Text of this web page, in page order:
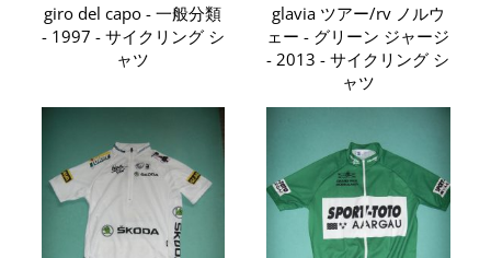
giro del capo - 一般分類
- 1997 - サイクリング シ
ャツ
glavia ツアー/rv ノルウ
ェー - グリーン ジャージ
- 2013 - サイクリング シ
ャツ